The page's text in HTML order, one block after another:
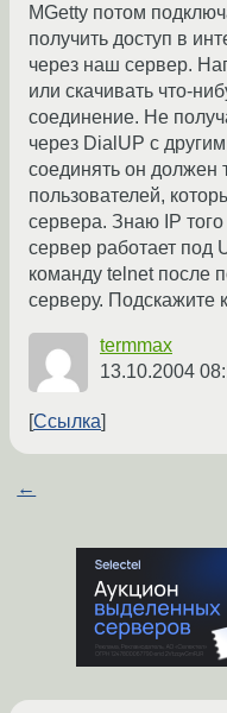
MGetty потом
получить доступ в
через наш сервер.
или скачивать что-
соединение. Не
через DialUP c
соединять он должен
пользователей,
сервера. Знаю IP
сервер работает под
команду telnet после
серверу. Подскажите
termmax
13.10.2004
Ссылка
←